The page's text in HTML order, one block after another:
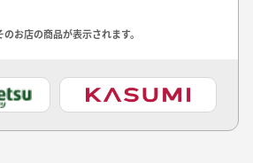
お店の商品が表示されます。